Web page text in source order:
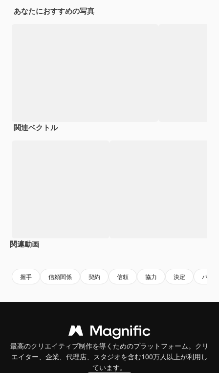
あなたにおすすめの写真
関連ベクトル
関連動画
握手 信頼関係 契約 信頼 協力 決定 パー
最高のクリエイティブ制作を導くためのプラットフォーム。クリ
エイター、企業、代理店、スタジオを含む100万人以上が利用し
ています。